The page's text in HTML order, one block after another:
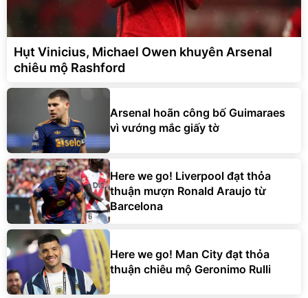
Hụt Vinicius, Michael Owen khuyên Arsenal
chiêu mộ Rashford
Arsenal hoãn công bố Guimaraes
vì vướng mắc giấy tờ
Here we go! Liverpool đạt thỏa
thuận mượn Ronald Araujo từ
Barcelona
Here we go! Man City đạt thỏa
thuận chiêu mộ Geronimo Rulli